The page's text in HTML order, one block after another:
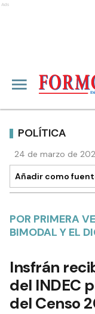
Ads
POLÍTICA
24 de marzo de
Añadir como
POR PRIMERA
BIMODAL Y EL
Insfrán
del INDEC
del Censo